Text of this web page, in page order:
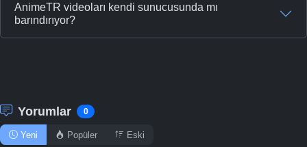
AnimeTR videoları kendi sunucusunda mı
barındırıyor?
Yorumlar 0
Yeni Popüler Eski